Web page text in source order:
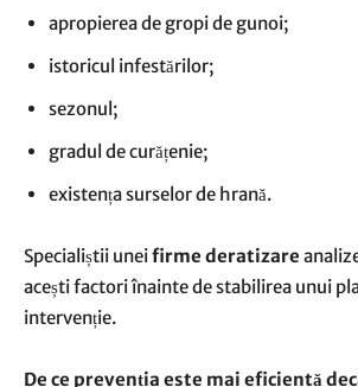
apropierea de gropi de gunoi;
istoricul infestărilor;
sezonul;
gradul de curățenie;
existența surselor de hrană.
Specialiștii uneifirme deratizare
acești factori înainte de stabilirea unui
intervenție.
De ce prevenția este mai eficientă